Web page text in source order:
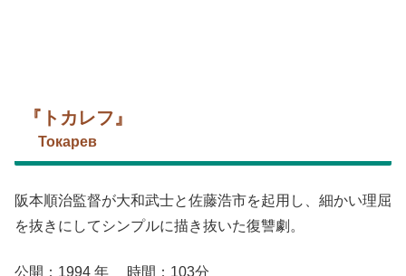
『トカレフ』
Токарев
阪本順治監督が大和武士と佐藤浩市を起用し、細かい理屈
を抜きにしてシンプルに描き抜いた復讐劇。
公開：1994 年 時間：103分